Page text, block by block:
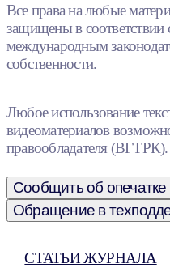
Все права на любые
защищены в соответствии
международным
собственности.
Любое использование
видеоматериалов
правообладателя (ВГТРК).
Сообщить об опечатке
Обращение в
СТАТЬИ ЖУРНАЛА